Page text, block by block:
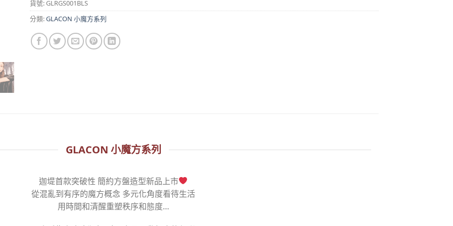
貨號:GLRGS001BLS
分類:GLACON 小魔方系列
GLACON 小魔方系列
迦堤首款突破性 簡約方盤造型新品上市
從混亂到有序的魔方概念 多元化角度看待生活
用時間和清醒重塑秩序和態度…